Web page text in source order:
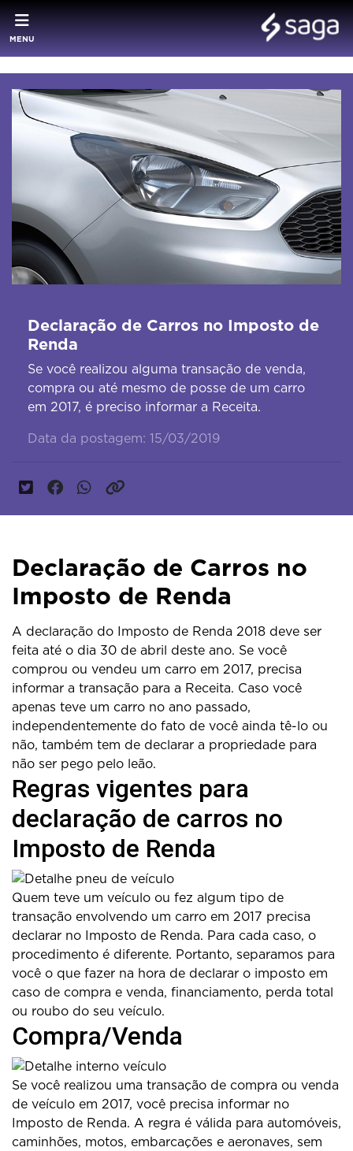
MENU
Declaração de Carros no Imposto de
Renda
Se você realizou alguma transação de venda,
compra ou até mesmo de posse de um carro
em 2017, é preciso informar a Receita.
Data da postagem: 15/03/2019
Declaração de Carros no
Imposto de Renda
A declaração do Imposto de Renda 2018 deve ser
feita até o dia 30 de abril deste ano. Se você
comprou ou vendeu um carro em 2017, precisa
informar a transação para a Receita. Caso você
apenas teve um carro no ano passado,
independentemente do fato de você ainda tê-lo ou
não, também tem de declarar a propriedade para
não ser pego pelo leão.
Regras vigentes para
declaração de carros no
Imposto de Renda
Quem teve um veículo ou fez algum tipo de
transação envolvendo um carro em 2017 precisa
declarar no Imposto de Renda. Para cada caso, o
procedimento é diferente. Portanto, separamos para
você o que fazer na hora de declarar o imposto em
caso de compra e venda, financiamento, perda total
ou roubo do seu veículo.
Compra/Venda
Se você realizou uma transação de compra ou venda
de veículo em 2017, você precisa informar no
Imposto de Renda. A regra é válida para automóveis,
caminhões, motos, embarcações e aeronaves, sem